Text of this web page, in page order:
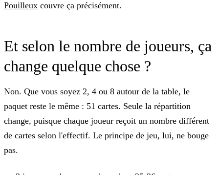
Pouilleux couvre ça précisément.
Et selon le nombre de joueurs, ça
change quelque chose ?
Non. Que vous soyez 2, 4 ou 8 autour de la table, le
paquet reste le même : 51 cartes. Seule la répartition
change, puisque chaque joueur reçoit un nombre différent
de cartes selon l'effectif. Le principe de jeu, lui, ne bouge
pas.